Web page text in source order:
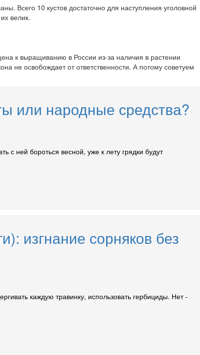
Всего 10 кустов достаточно для наступления уголовной
велик.
к выращиванию в России из-за наличия в растении
не освобождает от ответственности. А потому советуем
или народные средства?
с ней бороться весной, уже к лету грядки будут
изгнание сорняков без
каждую травинку, использовать гербициды. Нет -